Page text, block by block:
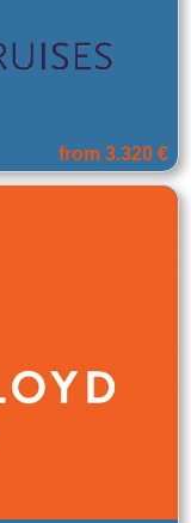
from 3.320 €